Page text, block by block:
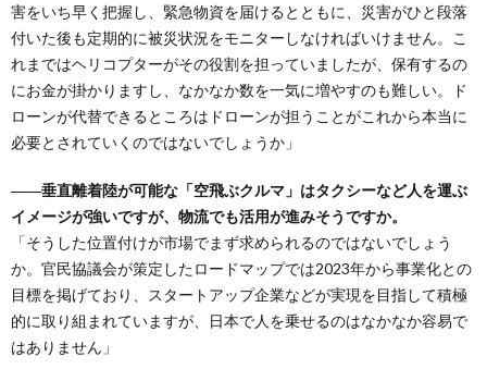
害をいち早く把握し、緊急物資を届けるとともに、災害がひと段落
付いた後も定期的に被災状況をモニターしなければいけません。こ
れまではヘリコプターがその役割を担っていましたが、保有するの
にお金が掛かりますし、なかなか数を一気に増やすのも難しい。ド
ローンが代替できるところはドローンが担うことがこれから本当に
必要とされていくのではないでしょうか」
――垂直離着陸が可能な「空飛ぶクルマ」はタクシーなど人を運ぶ
イメージが強いですが、物流でも活用が進みそうですか。
「そうした位置付けが市場でまず求められるのではないでしょう
か。官民協議会が策定したロードマップでは2023年から事業化との
目標を掲げており、スタートアップ企業などが実現を目指して積極
的に取り組まれていますが、日本で人を乗せるのはなかなか容易で
はありません」